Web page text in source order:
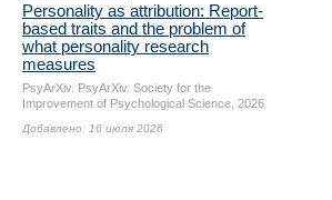
Personality as attribution: Report-
based traits and the problem of
what personality research
measures
PsyArXiv. PsyArXiv. Society for the
Improvement of Psychological Science, 2026
Добавлено: 16 июля 2026